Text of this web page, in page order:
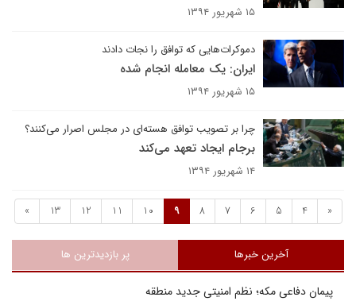
۱۵ شهریور ۱۳۹۴
دموکرات‌هایی که توافق را نجات دادند
ایران: یک معامله انجام شده
۱۵ شهریور ۱۳۹۴
چرا بر تصویب توافق هسته‌ای در مجلس اصرار می‌کنند؟
برجام ایجاد تعهد می‌کند
۱۴ شهریور ۱۳۹۴
«
4
5
6
7
8
9
10
11
12
13
»
آخرین خبرها پر بازدیدترین ها
پیمان دفاعی مکه؛ نظم امنیتی جدید منطقه